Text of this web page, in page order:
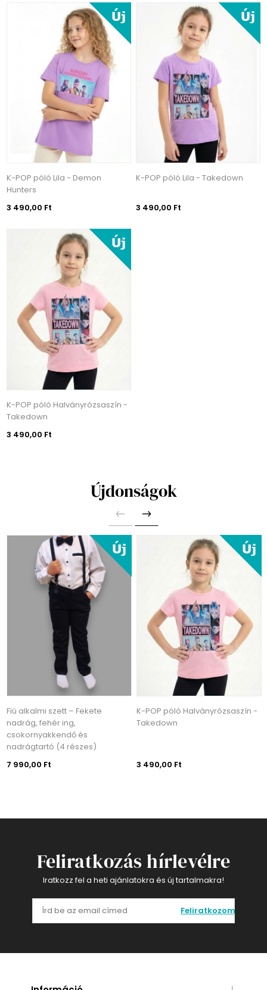
K-POP póló Lila - Demon
Hunters
3 490,00 Ft
K-POP póló Lila - Takedown
3 490,00 Ft
K-POP póló Halványrózsaszín -
Takedown
3 490,00 Ft
Újdonságok
Fiú alkalmi szett – Fekete
nadrág, fehér ing,
csokornyakkendő és
nadrágtartó (4 részes)
7 990,00 Ft
K-POP póló Halványrózsaszín -
Takedown
3 490,00 Ft
Feliratkozás hírlevélre
Iratkozz fel a heti ajánlatokra és új tartalmakra!
Feliratkozom